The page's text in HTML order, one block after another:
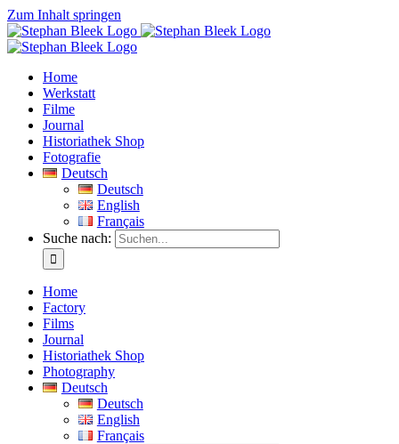
Zum Inhalt springen
Home
Werkstatt
Filme
Journal
Historiathek Shop
Fotografie
Deutsch
Deutsch
English
Français
Suche nach:
Home
Factory
Films
Journal
Historiathek Shop
Photography
Deutsch
Deutsch
English
Français